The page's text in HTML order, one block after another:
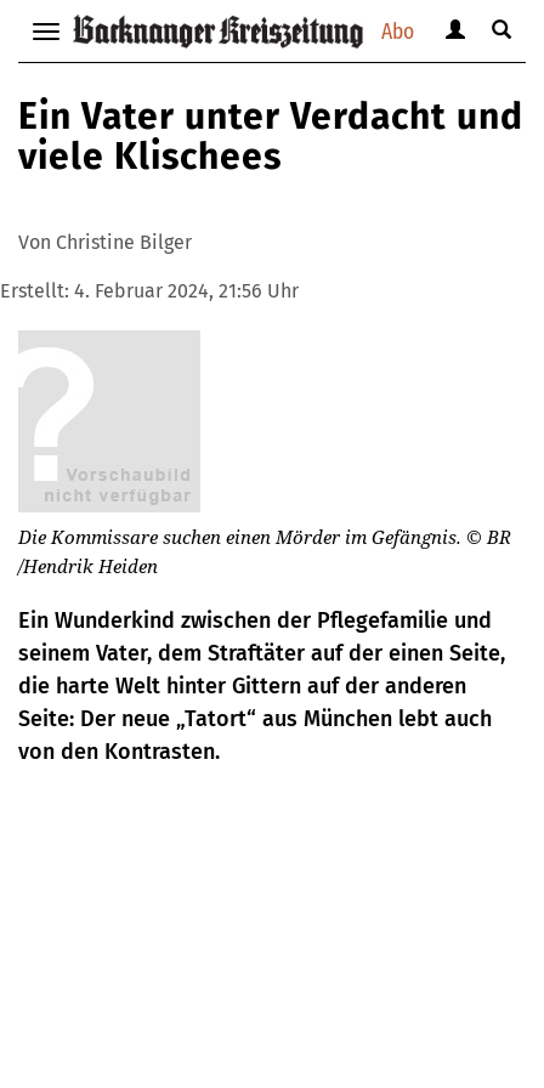
Abo
Navigation
anzeigen
bzw.
verbergen
anzeigen
verbergen
Suche
Ein Vater unter Verdacht und
viele Klischees
Von Christine Bilger
Erstellt: 4. Februar 2024, 21:56 Uhr
Die Kommissare suchen einen Mörder im Gefängnis. © BR
/Hendrik Heiden
Ein Wunderkind zwischen der Pflegefamilie und
seinem Vater, dem Straftäter auf der einen Seite,
die harte Welt hinter Gittern auf der anderen
Seite: Der neue „Tatort“ aus München lebt auch
von den Kontrasten.